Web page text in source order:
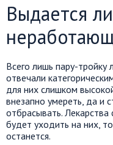
Выдается
Всего лишь пару-тройку
отвечали
для них слишком
внезапно умереть, да и
отбрасывать. Лекарства
будет уходить на них,
останется.